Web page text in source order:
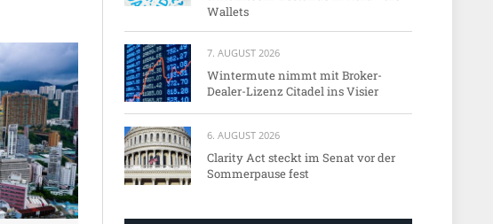
Wallets
7. AUGUST 2026
Wintermute nimmt mit Broker-
Dealer-Lizenz Citadel ins Visier
6. AUGUST 2026
Clarity Act steckt im Senat vor der
Sommerpause fest